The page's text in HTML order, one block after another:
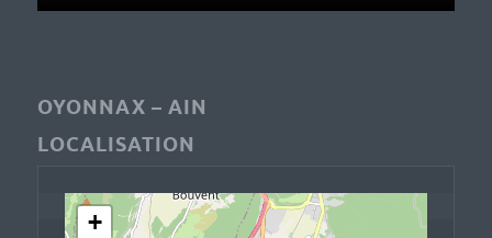
OYONNAX – AIN
LOCALISATION
+